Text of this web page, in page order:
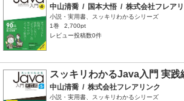
中山清喬 / 国本大悟 / 株式会社フレア
小説・実用書、スッキリわかるシリーズ
1巻
2,700pt
レビュー投稿数0件
スッキリわかるJava入門 実践
中山清喬 / 株式会社フレアリンク
小説・実用書、スッキリわかるシリーズ